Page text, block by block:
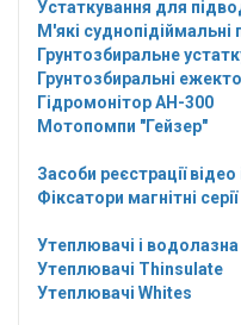
Устаткування для
М'які суднопідіймальні
Грунтозбиральне
Грунтозбиральні
Гідромонітор АН-300
Мотопомпи "Гейзер"
Засоби реєстрації відео
Фіксатори магнітні
Утеплювачі і водолазна
Утеплювачі Thinsulate
Утеплювачі Whites